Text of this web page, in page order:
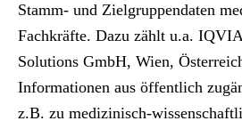
Stamm- und Zielgruppendaten
Fachkräfte. Dazu zählt u.a.
Solutions GmbH, Wien,
Informationen aus öffentlich
z.B. zu medizinisch-